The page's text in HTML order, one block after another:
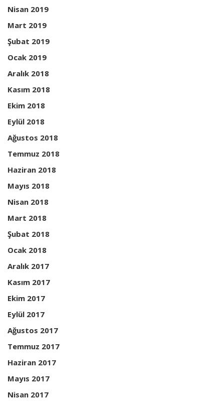
Nisan 2019
Mart 2019
Şubat 2019
Ocak 2019
Aralık 2018
Kasım 2018
Ekim 2018
Eylül 2018
Ağustos 2018
Temmuz 2018
Haziran 2018
Mayıs 2018
Nisan 2018
Mart 2018
Şubat 2018
Ocak 2018
Aralık 2017
Kasım 2017
Ekim 2017
Eylül 2017
Ağustos 2017
Temmuz 2017
Haziran 2017
Mayıs 2017
Nisan 2017